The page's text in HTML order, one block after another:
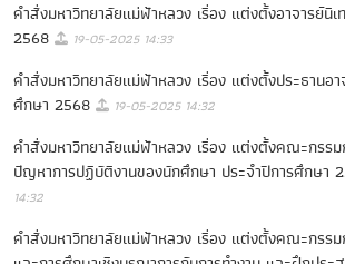
คําสั่งมหาวิทยาลัยแม่ฟ้าหลวง เรื่อง แต่งตั้งอาจารย์นิ
2568
19-05-2025 14:33
คําสั่งมหาวิทยาลัยแม่ฟ้าหลวง เรื่อง แต่งตั้งประธานอ
ศึกษา 2568
19-05-2025 14:32
คําสั่งมหาวิทยาลัยแม่ฟ้าหลวง เรื่อง แต่งตั้งคณะกรร
ปัญหาการปฏิบัติงานของนักศึกษา ประจําปีการศึกษา
14:32
คําสั่งมหาวิทยาลัยแม่ฟ้าหลวง เรื่อง แต่งตั้งคณะกรร